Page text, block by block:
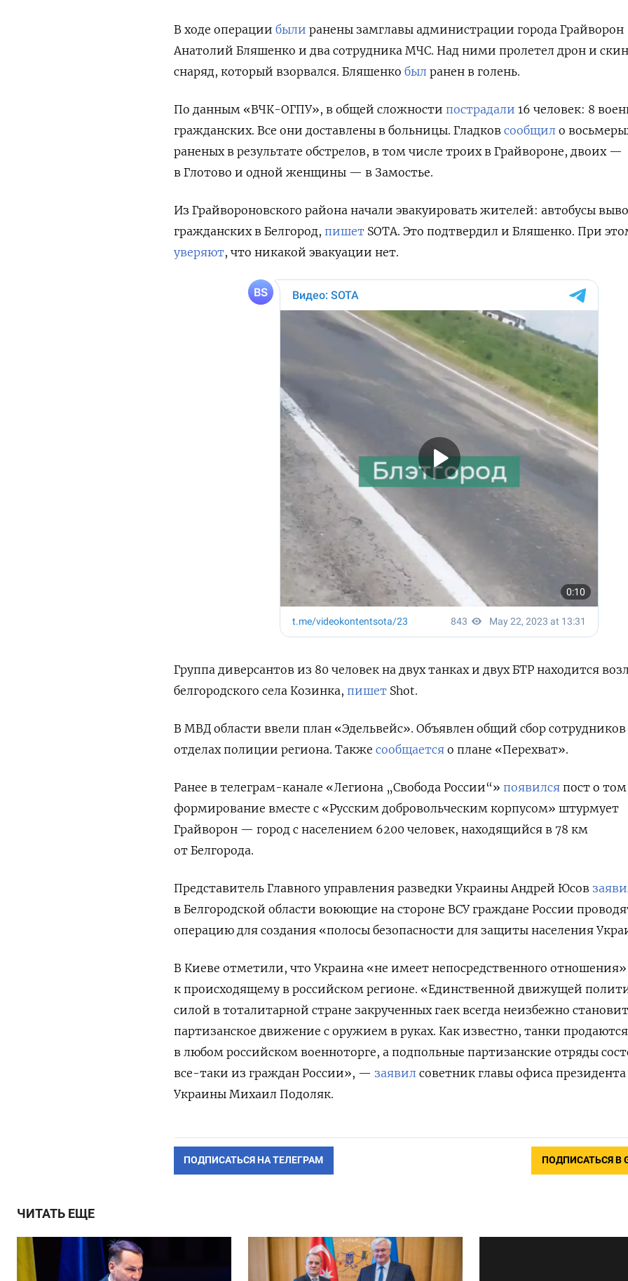
В ходе операции были ранены замглавы администрации города Грайворон
Анатолий Бляшенко и два сотрудника МЧС. Над ними пролетел дрон и
снаряд, который взорвался. Бляшенко был ранен в голень.
По данным «ВЧК-ОГПУ», в общей сложности пострадали 16 человек: 8
гражданских. Все они доставлены в больницы. Гладков сообщил о
раненых в результате обстрелов, в том числе троих в Грайвороне, двоих —
в Глотово и одной женщины — в Замостье.
Из Грайвороновского района начали эвакуировать жителей: автобусы
гражданских в Белгород, пишет SOTA. Это подтвердил и Бляшенко. При
уверяют, что никакой эвакуации нет.
Группа диверсантов из 80 человек на двух танках и двух БТР находится
белгородского села Козинка, пишет Shot.
В МВД области ввели план «Эдельвейс». Объявлен общий сбор сотрудников
отделах полиции региона. Также сообщается о плане «Перехват».
Ранее в телеграм-канале «Легиона „Свобода России“» появился пост о
формирование вместе с «Русским добровольческим корпусом» штурмует
Грайворон — город с населением 6200 человек, находящийся в 78 км
от Белгорода.
Представитель Главного управления разведки Украины Андрей Юсов
в Белгородской области воюющие на стороне ВСУ граждане России
операцию для создания «полосы безопасности для защиты населения
В Киеве отметили, что Украина «не имеет непосредственного отношения»
к происходящему в российском регионе. «Единственной движущей
силой в тоталитарной стране закрученных гаек всегда неизбежно
партизанское движение с оружием в руках. Как известно, танки продаются
в любом российском военноторге, а подпольные партизанские отряды
все-таки из граждан России», — заявил советник главы офиса президента
Украины Михаил Подоляк.
ПОДПИСАТЬСЯ НА ТЕЛЕГРАМ ПОДПИСАТЬСЯ В
ЧИТАТЬ ЕЩЕ